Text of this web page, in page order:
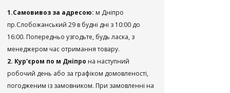
1.Самовивоз за адресою: м Дніпро
пр.Слобожанський 29 в будні дні з 10:00 до
16:00. Попередньо узгодьте, будь ласка, з
менеджером час отримання товару.
2. Кур'єром по м Дніпро на наступний
робочий день або за графіком домовленості,
погодженим із замовником. При замовленні на